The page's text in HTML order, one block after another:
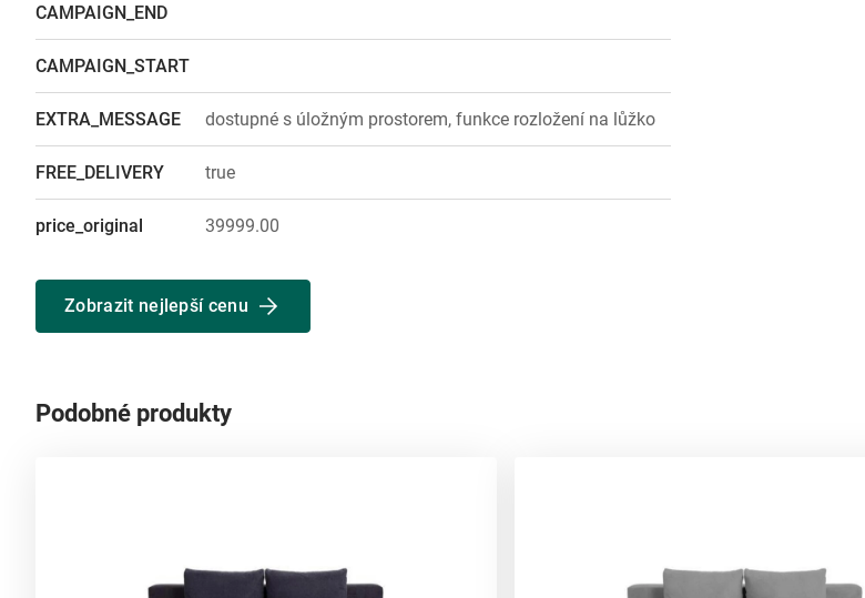
CAMPAIGN_END
CAMPAIGN_START
EXTRA_MESSAGE dostupné s úložným prostorem, funkce rozložení na lůžko
FREE_DELIVERY true
price_original 39999.00
Zobrazit nejlepší cenu
Podobné produkty